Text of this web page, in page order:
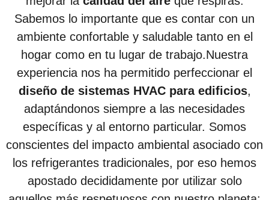
Sabemos lo importante que es contar con un
ambiente confortable y saludable tanto en el
hogar como en tu lugar de trabajo.Nuestra
experiencia nos ha permitido perfeccionar el
diseño de sistemas HVAC para edificios,
adaptándonos siempre a las necesidades
específicas y al entorno particular. Somos
conscientes del impacto ambiental asociado con
los refrigerantes tradicionales, por eso hemos
apostado decididamente por utilizar solo